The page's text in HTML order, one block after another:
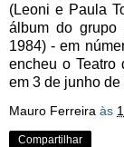
(Leoni e Paula
álbum do grupo
1984) - em
encheu o Teatro
em 3 de junho de
Mauro Ferreira às
Compartilhar